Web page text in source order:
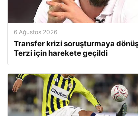
6 Ağustos 2026
Transfer krizi soruşturmaya
Terzi için harekete geçildi